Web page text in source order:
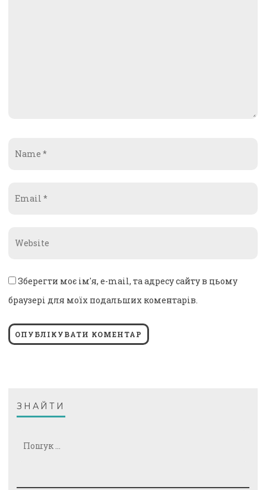
Зберегти моє ім'я, e-mail, та адресу сайту в цьому
браузері для моїх подальших коментарів.
ЗНАЙТИ